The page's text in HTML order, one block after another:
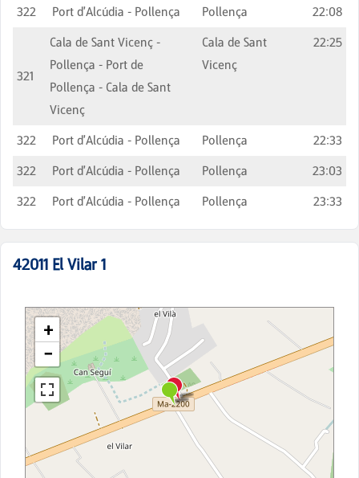
322 Port d'Alcúdia - Pollença Pollença 22:08
321
Cala de Sant Vicenç -
Pollença - Port de
Pollença - Cala de Sant
Vicenç
Cala de Sant
Vicenç
22:25
322 Port d'Alcúdia - Pollença Pollença
22:33
322
Port d'Alcúdia - Pollença Pollença
23:03
322
Port d'Alcúdia - Pollença Pollença 23:33
42011 El Vilar 1